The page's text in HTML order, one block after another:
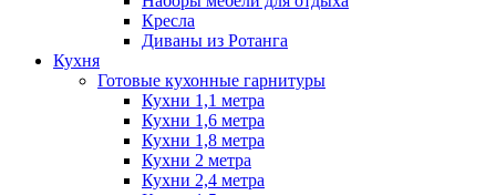
Кресла
Диваны из Ротанга
Кухня
Готовые кухонные гарнитуры
Кухни 1,1 метра
Кухни 1,6 метра
Кухни 1,8 метра
Кухни 2 метра
Кухни 2,4 метра